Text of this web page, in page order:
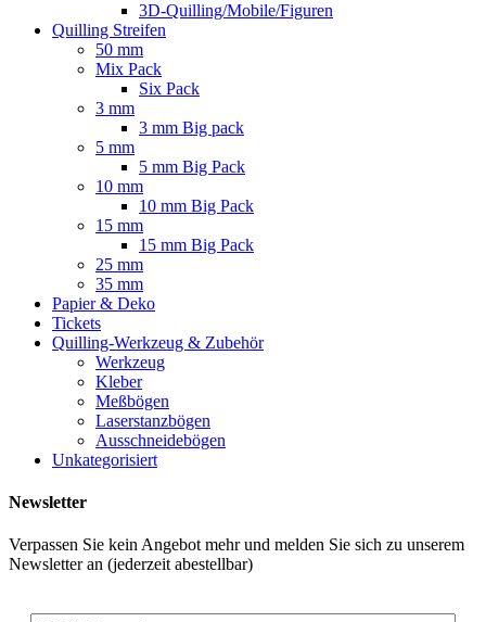
3D-Quilling/Mobile/Figuren
Quilling Streifen
50 mm
Mix Pack
Six Pack
3 mm
3 mm Big pack
5 mm
5 mm Big Pack
10 mm
10 mm Big Pack
15 mm
15 mm Big Pack
25 mm
35 mm
Papier & Deko
Tickets
Quilling-Werkzeug & Zubehör
Werkzeug
Kleber
Meßbögen
Laserstanzbögen
Ausschneidebögen
Unkategorisiert
Newsletter
Verpassen Sie kein Angebot mehr und melden Sie sich zu unserem
Newsletter an (jederzeit abestellbar)